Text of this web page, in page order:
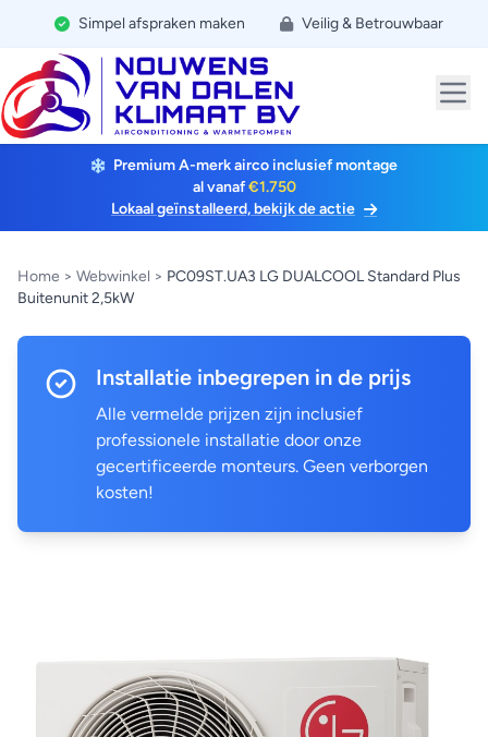
Simpel afspraken maken Veilig & Betrouwbaar
Premium A-merk airco inclusief montage
al vanaf€1.750
Lokaal geïnstalleerd, bekijk de actie
Home > Webwinkel > PC09ST.UA3 LG DUALCOOL Standard Plus
Buitenunit 2,5kW
Installatie inbegrepen in de prijs
Alle vermelde prijzen zijn inclusief
professionele installatie door onze
gecertificeerde monteurs. Geen verborgen
kosten!